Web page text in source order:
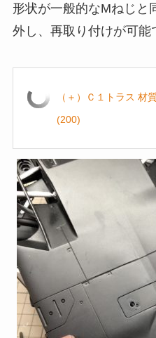
形状が一般的なMねじと
外し、再取り付けが可能
（＋）Ｃ１トラス 材
(200)